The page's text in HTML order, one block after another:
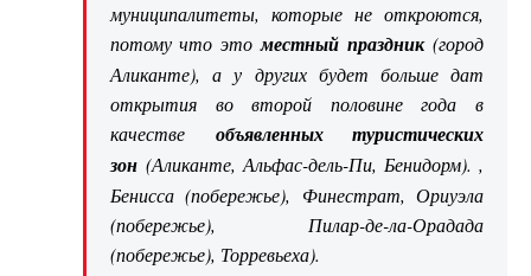
муниципалитеты, которые не откроются,
потому что этоместный праздник(город
Аликанте), а у других будет больше дат
открытия во второй половине года в
качестве объявленных туристических
зон (Аликанте, Альфас-дель-Пи, Бенидорм). ,
Бенисса (побережье), Финестрат, Ориуэла
(побережье), Пилар-де-ла-Орадада
(побережье), Торревьеха).